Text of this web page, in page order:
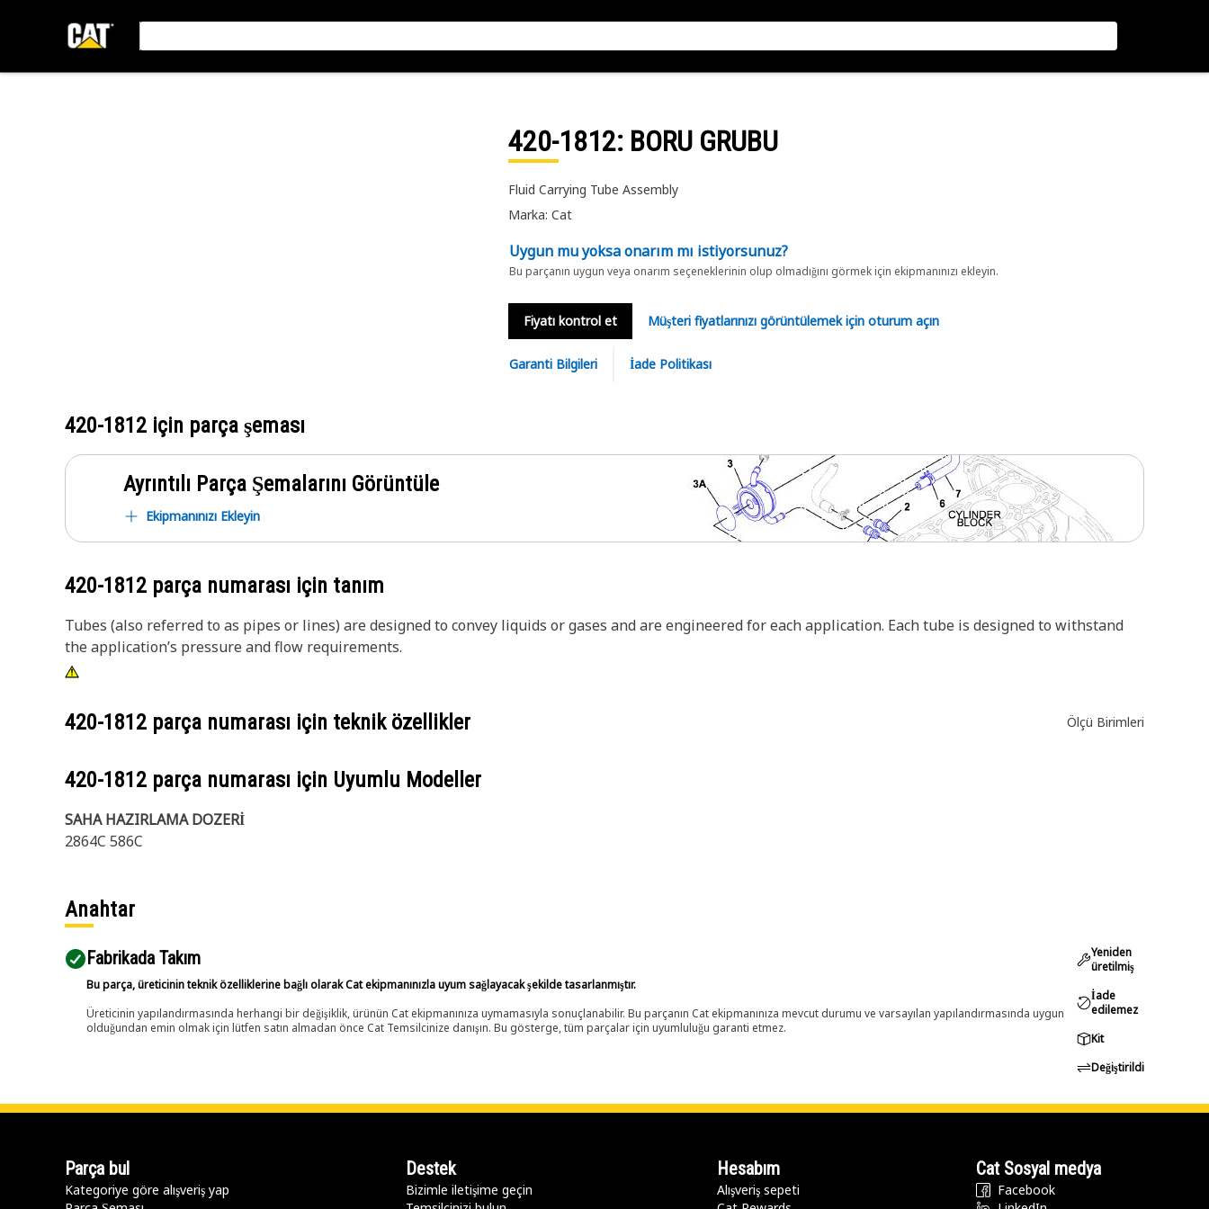
420-1812: BORU GRUBU
Fluid Carrying Tube Assembly
Marka: Cat
Uygun mu yoksa onarım mı istiyorsunuz?
Bu parçanın uygun veya onarım seçeneklerinin olup olmadığını görmek için ekipmanınızı ekleyin.
Fiyatı kontrol et Müşteri fiyatlarınızı görüntülemek için oturum açın
Garanti Bilgileri İade Politikası
420-1812 için parça şeması
Ayrıntılı Parça Şemalarını Görüntüle
Ekipmanınızı Ekleyin
420-1812 parça numarası için tanım
Tubes (also referred to as pipes or lines) are designed to convey liquids or gases and are engineered for each application. Each tube is designed to withstand
the application’s pressure and flow requirements.
420-1812 parça numarası için teknik özellikler Ölçü Birimleri
420-1812 parça numarası için Uyumlu Modeller
SAHA HAZIRLAMA DOZERİ
2864C 586C
Anahtar
Fabrikada Takım
Bu parça, üreticinin teknik özelliklerine bağlı olarak Cat ekipmanınızla uyum sağlayacak şekilde tasarlanmıştır.
Üreticinin yapılandırmasında herhangi bir değişiklik, ürünün Cat ekipmanınıza uymamasıyla sonuçlanabilir. Bu parçanın Cat ekipmanınıza mevcut durumu ve varsayılan yapılandırmasında uygun
olduğundan emin olmak için lütfen satın almadan önce Cat Temsilcinize danışın. Bu gösterge, tüm parçalar için uyumluluğu garanti etmez.
Yeniden
üretilmiş
İade
edilemez
Kit
Değiştirildi
Parça bul
Kategoriye göre alışveriş yap
Destek
Bizimle iletişime geçin
Hesabım
Alışveriş sepeti
Cat Sosyal medya
Facebook